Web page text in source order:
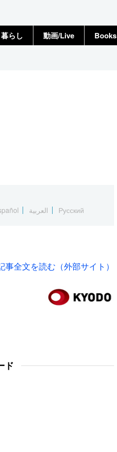
らし 動画/Live Books
العربية Русский
事全文を読む（外部サイト）
ド